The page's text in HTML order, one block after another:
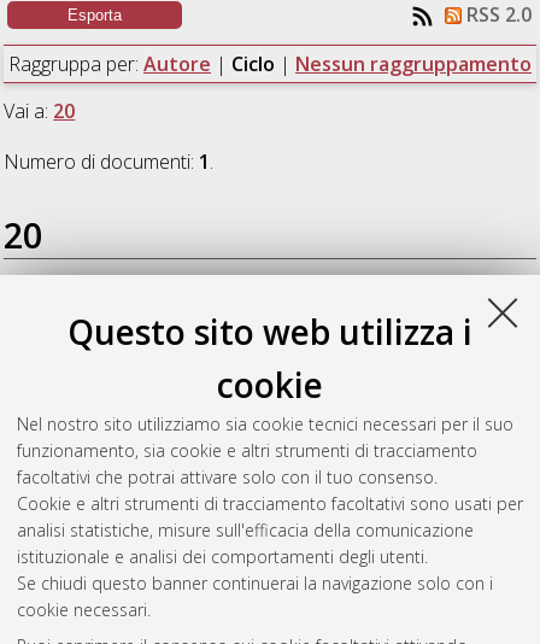
Questo sito web utilizza i
cookie
Nel nostro sito utilizziamo sia cookie tecnici necessari per il suo
funzionamento, sia cookie e altri strumenti di tracciamento
facoltativi che potrai attivare solo con il tuo consenso.
Cookie e altri strumenti di tracciamento facoltativi sono usati per
analisi statistiche, misure sull'efficacia della comunicazione
istituzionale e analisi dei comportamenti degli utenti.
Se chiudi questo banner continuerai la navigazione solo con i
cookie necessari.
RSS 2.0
Raggruppa per: Autore | Ciclo | Nessun raggruppamento
Vai a: 20
Numero di documenti: 1.
20
fotosintesi in Brassicaceae oleaginose: effetto dell'epoca di
raccolta e della radiazione luminosa , [Dissertation thesis],
Alma Mater Studiorum Università di Bologna. Dottorato di
Ecologia microbica, resistenza indotta ad agenti
fitopatogeni e colture erbacee: progetto n. 3 "Colture
erbacee", 20 Ciclo. DOI 10.6092/unibo/amsdottorato/792.
Questa lista e' stata generata ilSat Aug 8 20:41:17 2026
Atom